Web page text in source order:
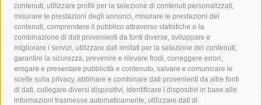
contenuti, utilizzare profili per la selezione di contenuti personalizzati,
misurare le prestazioni degli annunci, misurare le prestazioni dei
contenuti, comprendere il pubblico attraverso statistiche o la
combinazione di dati provenienti da fonti diverse, sviluppare e
migliorare i servizi, utilizzare dati limitati per la selezione dei contenuti,
garantire la sicurezza, prevenire e rilevare frodi, correggere errori,
erogare e presentare pubblicità e contenuto, salvare e comunicare le
scelte sulla privacy, abbinare e combinare dati provenienti da altre fonti
di dati, collegare diversi dispositivi, identificare i dispositivi in base alle
informazioni trasmesse automaticamente, utilizzare dati di
castellammare di stabia
circumvesuviana
comune di sorrento
concerto
contagi
costiera amalfitana
covid-19 eav
elezioni
fondazione sorrento
gori guardia costiera
incidente
lavori
lorenzo balducelli mare
massa lubrense
massimo coppola
Meta napoli
ordinanza